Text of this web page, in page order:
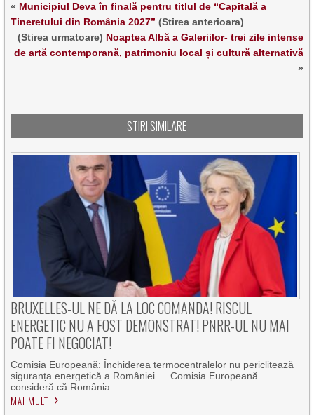
« Municipiul Deva în finală pentru titlul de “Capitală a
Tineretului din România 2027” (Stirea anterioara)
(Stirea urmatoare) Noaptea Albă a Galeriilor- trei zile intense
de artă contemporană, patrimoniu local și cultură alternativă
»
STIRI SIMILARE
BRUXELLES-UL NE DĂ LA LOC COMANDA! RISCUL
ENERGETIC NU A FOST DEMONSTRAT! PNRR-UL NU MAI
POATE FI NEGOCIAT!
Comisia Europeană: Închiderea termocentralelor nu periclitează
siguranța energetică a României…. Comisia Europeană
consideră că România
MAI MULT